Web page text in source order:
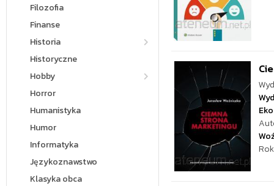
Filozofia
Finanse
Historia
Historyczne
Hobby
Horror
Humanistyka
Humor
Informatyka
Językoznawstwo
Klasyka obca